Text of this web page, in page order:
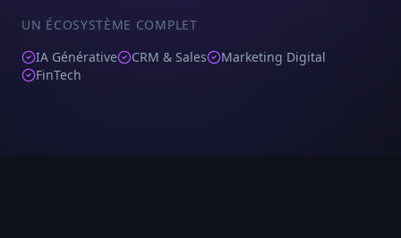
UN ÉCOSYSTÈME COMPLET
IA Générative
CRM & Sales
Marketing Digital
FinTech